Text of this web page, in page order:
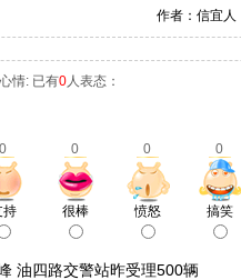
作者：信宜
情: 已有0人表态：
0 0 0 0
持 很棒 愤怒 搞笑
油四路交警站昨受理500辆